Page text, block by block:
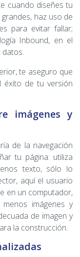
cuando diseñes tu
haz uso de
para evitar fallar;
Inbound, en el
datos.
te aseguro que
éxito de tu versión
imágenes y
de la navegación
tu página: utiliza
texto, sólo lo
aquí el usuario
en un computador,
imágenes y
de imagen y
la construcción.